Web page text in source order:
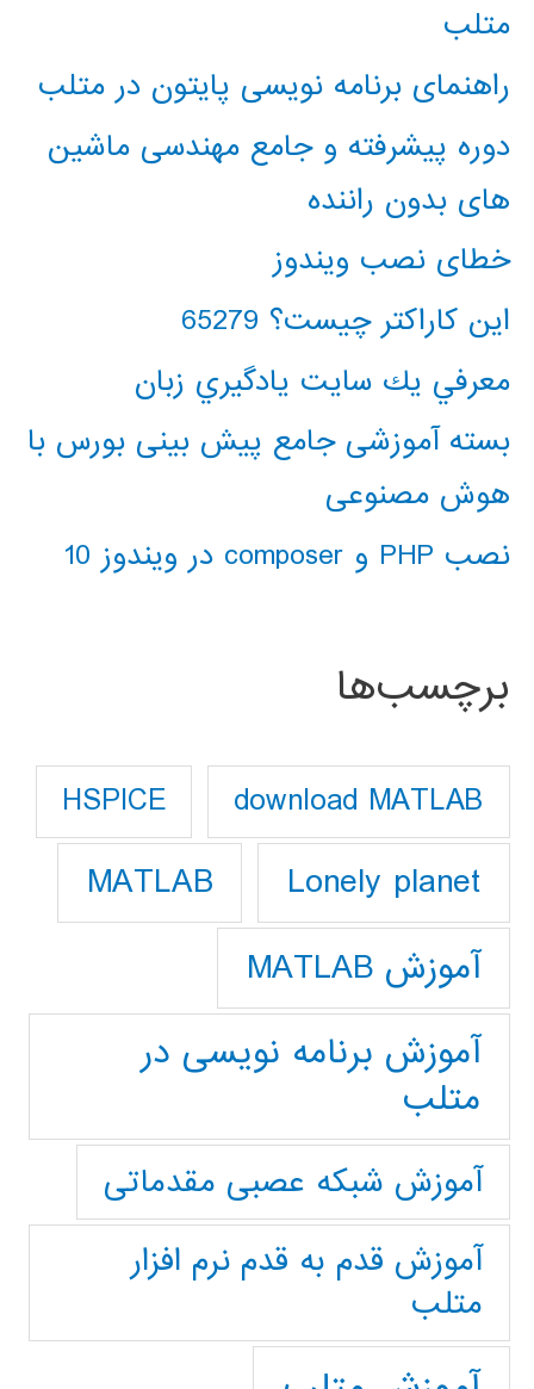
متلب
راهنمای برنامه نویسی پایتون در متلب
دوره پیشرفته و جامع مهندسی ماشین
های بدون راننده
خطای نصب ویندوز
این کاراکتر چیست؟ 65279
معرفي يك سايت يادگيري زبان
بسته آموزشی جامع پیش بینی بورس با
هوش مصنوعی
نصب PHP و composer در ویندوز 10
برچسب‌ها
download MATLAB
HSPICE
Lonely planet
MATLAB
آموزش MATLAB
آموزش برنامه نویسی در
متلب
آموزش شبکه عصبی مقدماتی
آموزش قدم به قدم نرم افزار
متلب